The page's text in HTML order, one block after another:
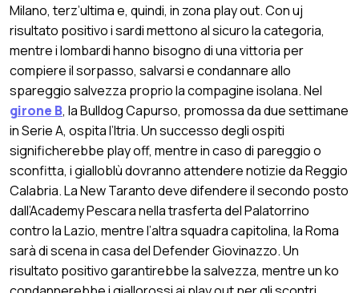
Milano, terz’ultima e, quindi, in zona play out. Con uj
risultato positivo i sardi mettono al sicuro la categoria,
mentre i lombardi hanno bisogno di una vittoria per
compiere il sorpasso, salvarsi e condannare allo
spareggio salvezza proprio la compagine isolana. Nel
girone B, la Bulldog Capurso, promossa da due settimane
in Serie A, ospita l’Itria. Un successo degli ospiti
significherebbe play off, mentre in caso di pareggio o
sconfitta, i gialloblù dovranno attendere notizie da Reggio
Calabria. La New Taranto deve difendere il secondo posto
dall’Academy Pescara nella trasferta del Palatorrino
contro la Lazio, mentre l’altra squadra capitolina, la Roma
sarà di scena in casa del Defender Giovinazzo. Un
risultato positivo garantirebbe la salvezza, mentre un ko